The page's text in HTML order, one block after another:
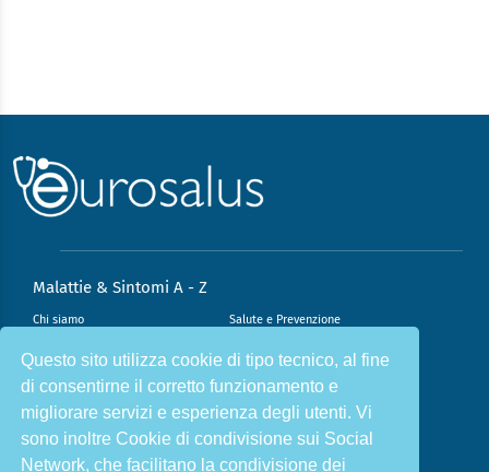
Questo sito utilizza cookie di tipo tecnico, al fine
di consentirne il corretto funzionamento e
migliorare servizi e esperienza degli utenti. Vi
sono inoltre Cookie di condivisione sui Social
Network, che facilitano la condivisione dei
Malattie & Sintomi A - Z
Chi siamo Salute e Prevenzione
Infiammazione e Allergia Direzione scientifica
Nutrizione e Stili di vita Sport e Benessere
Cookie Policy L’angolo del dottore